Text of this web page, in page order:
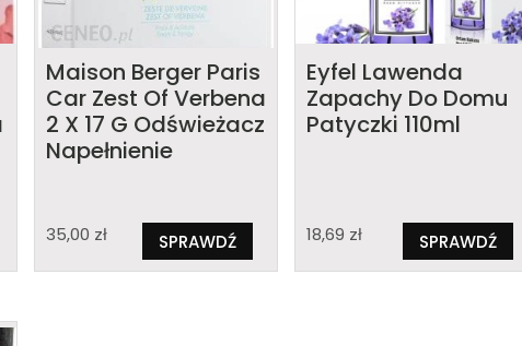
Maison Berger Paris
Car Zest Of Verbena
2 X 17 G Odświeżacz
Napełnienie
35,00 zł SPRAWDŹ
Eyfel Lawenda
Zapachy Do Domu
Patyczki 110ml
18,69 zł SPRAWDŹ